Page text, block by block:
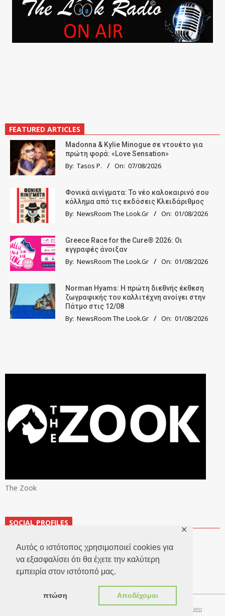
Αυτός ο ιστότοπος χρησιμοποιεί cookies για
να εξασφαλίσει ότι θα έχετε την καλύτερη
εμπειρία στον ιστότοπό μας.
πτώση Αποδέχομαι
✕
FEATURED ARTICLES
Madonna & Kylie Minogue σε ντουέτο για
πρώτη φορά: «Love Sensation»
By: Tasos P. On: 07/08/2026
Φονικά αινίγματα: Το νέο καλοκαιρινό σου
κόλλημα από τις εκδόσεις Κλειδάριθμος
By: NewsRoom The Look.Gr On: 01/08/2026
Greece Race for the Cure® 2026: Οι
εγγραφές άνοιξαν
By: NewsRoom The Look.Gr On: 01/08/2026
Norman Hyams: Η πρώτη διεθνής έκθεση
ζωγραφικής του καλλιτέχνη ανοίγει στην
Πάτμο στις 12/08
By: NewsRoom The Look.Gr On: 01/08/2026
The Zook
SOCIAL PROFILES
Websitepro